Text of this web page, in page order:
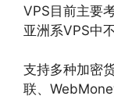
VPS目前主要
亚洲系VPS中
支持多种加密
联、